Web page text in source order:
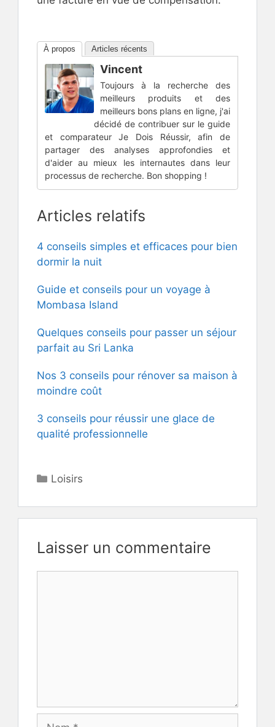
À propos Articles récents
Vincent
Toujours à la recherche des
meilleurs produits et des
meilleurs bons plans en ligne, j'ai
décidé de contribuer sur le guide
et comparateur Je Dois Réussir, afin de
partager des analyses approfondies et
d'aider au mieux les internautes dans leur
processus de recherche. Bon shopping !
Articles relatifs
4 conseils simples et efficaces pour bien
dormir la nuit
Guide et conseils pour un voyage à
Mombasa Island
Quelques conseils pour passer un séjour
parfait au Sri Lanka
Nos 3 conseils pour rénover sa maison à
moindre coût
3 conseils pour réussir une glace de
qualité professionnelle
Catégories
Loisirs
Laisser un commentaire
Nom